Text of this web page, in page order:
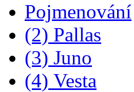
Pojmenování
(2) Pallas
(3) Juno
(4) Vesta